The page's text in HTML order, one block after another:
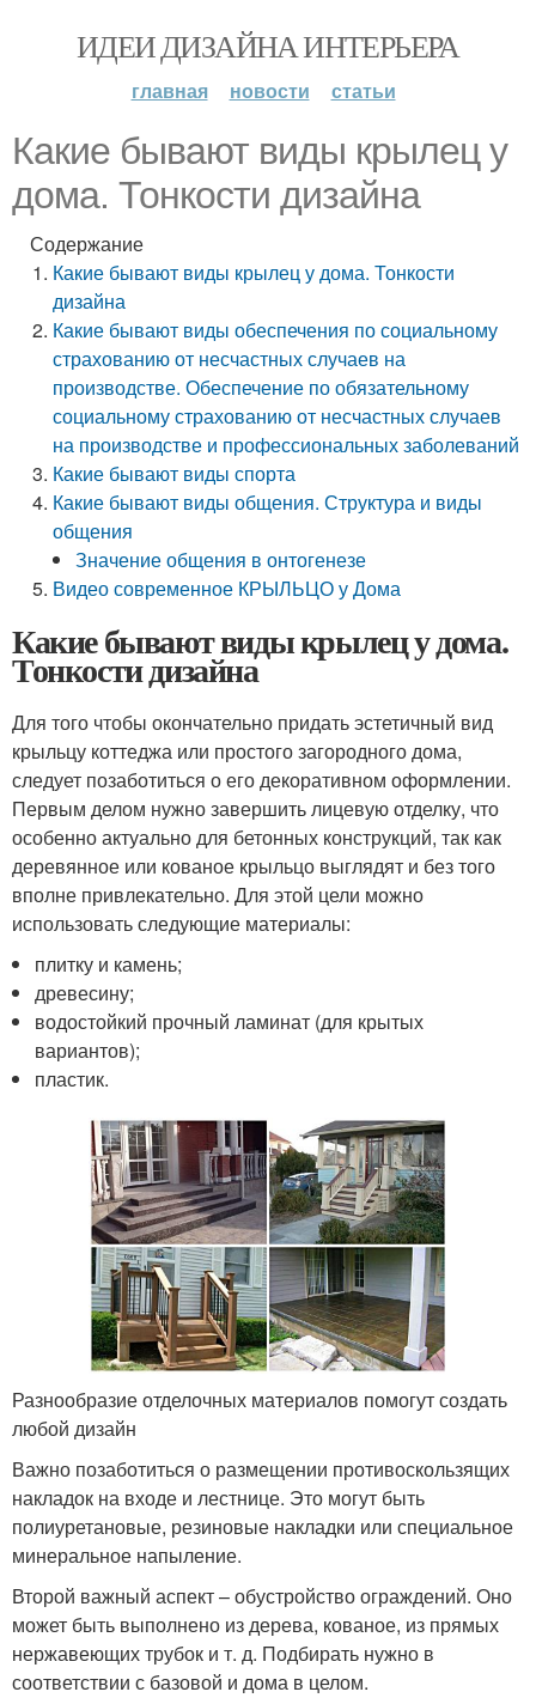
ИДЕИ ДИЗАЙНА ИНТЕРЬЕРА
главная новости статьи
Какие бывают виды крылец у
дома. Тонкости дизайна
Содержание
Какие бывают виды крылец у дома. Тонкости
дизайна
Какие бывают виды обеспечения по социальному
страхованию от несчастных случаев на
производстве. Обеспечение по обязательному
социальному страхованию от несчастных случаев
на производстве и профессиональных заболеваний
Какие бывают виды спорта
Какие бывают виды общения. Структура и виды
общения
Значение общения в онтогенезе
Видео современное КРЫЛЬЦО у Дома
Какие бывают виды крылец у дома.
Тонкости дизайна
Для того чтобы окончательно придать эстетичный вид
крыльцу коттеджа или простого загородного дома,
следует позаботиться о его декоративном оформлении.
Первым делом нужно завершить лицевую отделку, что
особенно актуально для бетонных конструкций, так как
деревянное или кованое крыльцо выглядят и без того
вполне привлекательно. Для этой цели можно
использовать следующие материалы:
плитку и камень;
древесину;
водостойкий прочный ламинат (для крытых
вариантов);
пластик.
Разнообразие отделочных материалов помогут создать
любой дизайн
Важно позаботиться о размещении противоскользящих
накладок на входе и лестнице. Это могут быть
полиуретановые, резиновые накладки или специальное
минеральное напыление.
Второй важный аспект – обустройство ограждений. Оно
может быть выполнено из дерева, кованое, из прямых
нержавеющих трубок и т. д. Подбирать нужно в
соответствии с базовой и дома в целом.